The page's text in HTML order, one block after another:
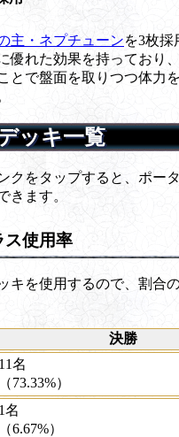
主・ネプチューンを3枚採
優れた効果を持っており、
とで盤面を取りつつ体力
ッキ一覧
クをタップすると、ポー
きます。
ス使用率
キを使用するので、割合
決勝
11名
（73.33%）
1名
（6.67%）